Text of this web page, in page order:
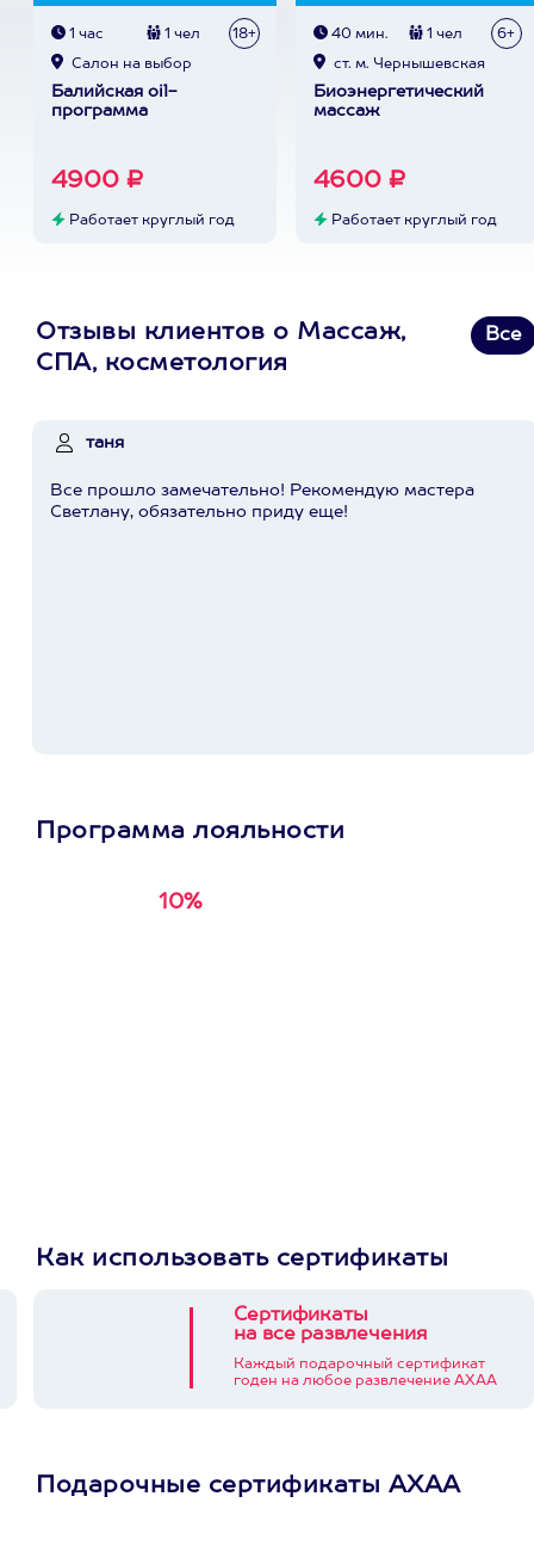
1 час 1 чел 18+
Cалон на выбор
Балийская oil-
программа
4900 ₽
Работает круглый год
40 мин. 1 чел 6+
ст. м. Чернышевская
Биоэнергетический
массаж
4600 ₽
Работает круглый год
Отзывы клиентов о Массаж,
СПА, косметология
Все
таня
Все прошло замечательно! Рекомендую мастера
Светлану, обязательно приду еще!
Программа лояльности
10%
Как использовать сертификаты
Сертификаты
на все развлечения
Каждый подарочный сертификат
годен на любое развлечение АХАА
Подарочные сертификаты АХАА